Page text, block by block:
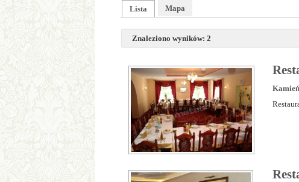
Lista Mapa
Znaleziono wyników: 2